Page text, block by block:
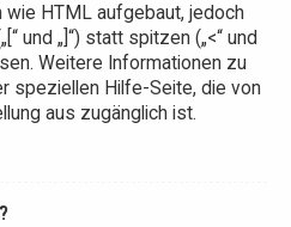
wie HTML aufgebaut, jedoch
und „]“) statt spitzen („<“ und
Weitere Informationen zu
speziellen Hilfe-Seite, die von
aus zugänglich ist.